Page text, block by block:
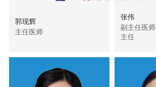
郭现辉
主任医师
张伟
副主任医师
主任